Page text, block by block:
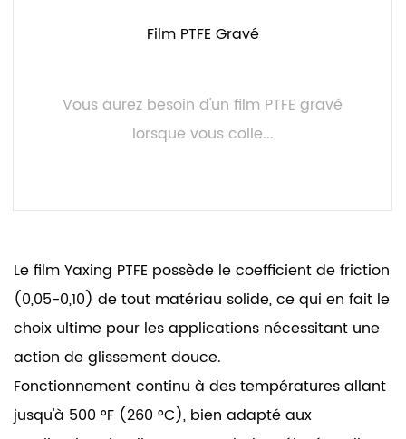
Film PTFE Gravé
Vous aurez besoin d'un film PTFE gravé
lorsque vous colle...
Le film Yaxing PTFE possède le coefficient de friction
(0,05-0,10) de tout matériau solide, ce qui en fait le
choix ultime pour les applications nécessitant une
action de glissement douce.
Fonctionnement continu à des températures allant
jusqu'à 500 °F (260 °C), bien adapté aux